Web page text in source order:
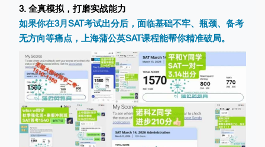
3. 全真模拟，打磨实战能力
如果你在3月SAT考试出分后，面临基础不牢、瓶颈、备考
无方向等痛点，上海蒲公英SAT课程能帮你精准破局。